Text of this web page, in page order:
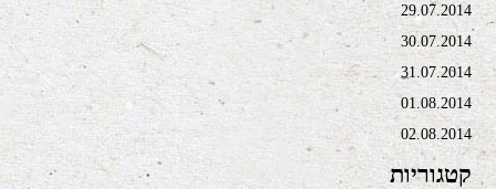
29.07.2014
30.07.2014
31.07.2014
01.08.2014
02.08.2014
קטגוריות